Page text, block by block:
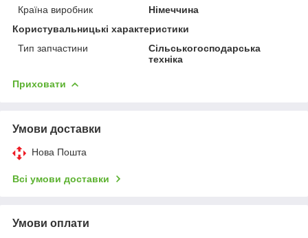
Країна виробник
Німеччина
Користувальницькі характеристики
Тип запчастини
Сільськогосподарська
техніка
Приховати
Умови доставки
Нова Пошта
Всі умови доставки
Умови оплати